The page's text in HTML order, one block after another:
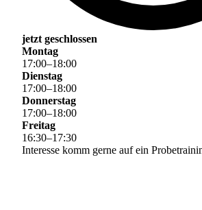
jetzt geschlossen
Montag
17:00–18:00
Dienstag
17:00–18:00
Donnerstag
17:00–18:00
Freitag
16:30–17:30
Interesse komm gerne auf ein